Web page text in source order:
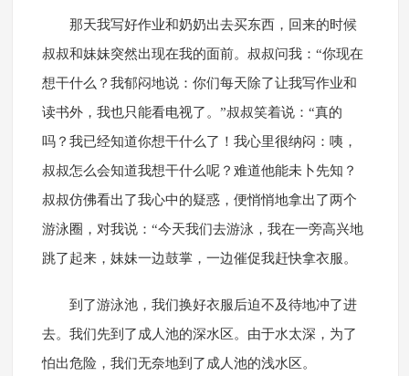
那天我写好作业和奶奶出去买东西，回来的时候
叔叔和妹妹突然出现在我的面前。叔叔问我：“你现在
想干什么？我郁闷地说：你们每天除了让我写作业和
读书外，我也只能看电视了。”叔叔笑着说：“真的
吗？我已经知道你想干什么了！我心里很纳闷：咦，
叔叔怎么会知道我想干什么呢？难道他能未卜先知？
叔叔仿佛看出了我心中的疑惑，便悄悄地拿出了两个
游泳圈，对我说：“今天我们去游泳，我在一旁高兴地
跳了起来，妹妹一边鼓掌，一边催促我赶快拿衣服。
到了游泳池，我们换好衣服后迫不及待地冲了进
去。我们先到了成人池的深水区。由于水太深，为了
怕出危险，我们无奈地到了成人池的浅水区。